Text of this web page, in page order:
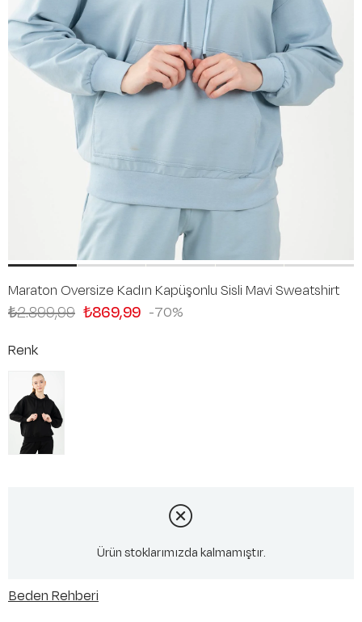
Maraton Oversize Kadın Kapüşonlu Sisli Mavi Sweatshirt
70
₺2.899,99 ₺869,99
Renk
Ürün stoklarımızda kalmamıştır.
Beden Rehberi